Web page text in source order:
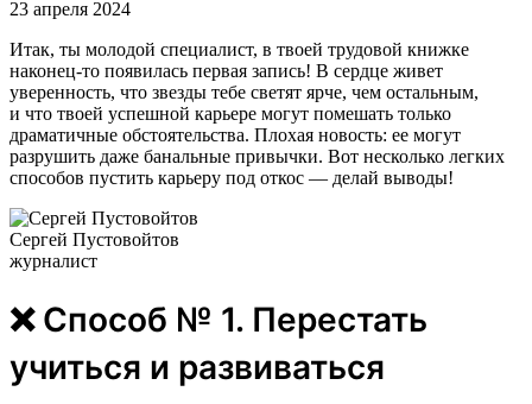
23 апреля 2024
Итак, ты молодой специалист, в твоей трудовой книжке
наконец-то появилась первая запись! В сердце живет
уверенность, что звезды тебе светят ярче, чем остальным,
и что твоей успешной карьере могут помешать только
драматичные обстоятельства. Плохая новость: ее могут
разрушить даже банальные привычки. Вот несколько легких
способов пустить карьеру под откос — делай выводы!
Сергей Пустовойтов
журналист
❌ Способ № 1. Перестать
учиться и развиваться